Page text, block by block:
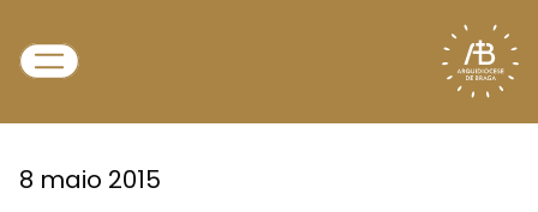
8 maio 2015